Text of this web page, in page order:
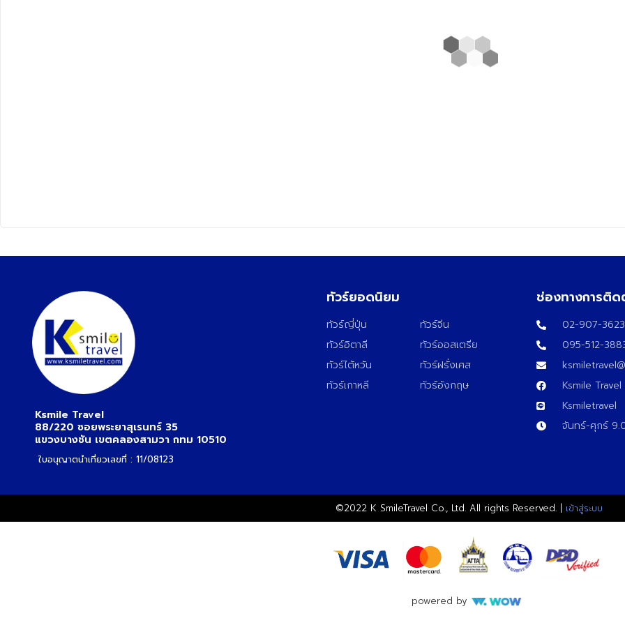
Ksmile Travel
88/220 ซอยพระยาสุเรนทร์ 35
แขวงบางชัน เขตคลองสามวา กทม 10510
ใบอนุญาตนำเที่ยวเลขที่ : 11/08123
ทัวร์ยอดนิยม
ทัวร์ญี่ปุ่น
ทัวร์อิตาลี
ทัวร์ไต้หวัน
ทัวร์เกาหลี
ทัวร์จีน
ทัวร์ออสเตรีย
ทัวร์ฝรั่งเศส
ทัวร์อังกฤษ
ช่องทางการติ
02-907-3623
095-512-
Ksmile Travel
Ksmiletravel
จันทร์-ศุกร์
©2022 K SmileTravel Co., Ltd. All rights Reserved. | เข้าสู่ระบบ
powered by